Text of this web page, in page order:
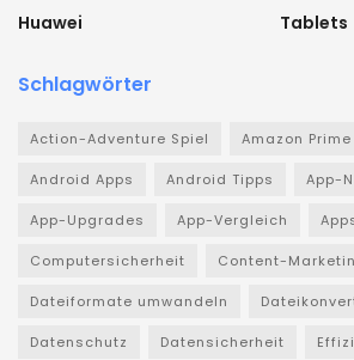
Huawei
Tablets
Schlagwörter
Action-Adventure Spiel Amazon
Android Apps Android Tipps App-
App-Upgrades App-Vergleich
Computersicherheit Content-
Dateiformate umwandeln
Datenschutz Datensicherheit